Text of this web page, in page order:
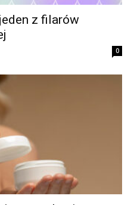
z filarów
0